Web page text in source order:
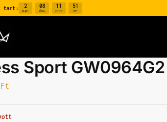
tart: 2
NAP : 08
ÓRA : 11
PERC : 50
MP
Sport GW0964G2
Ft